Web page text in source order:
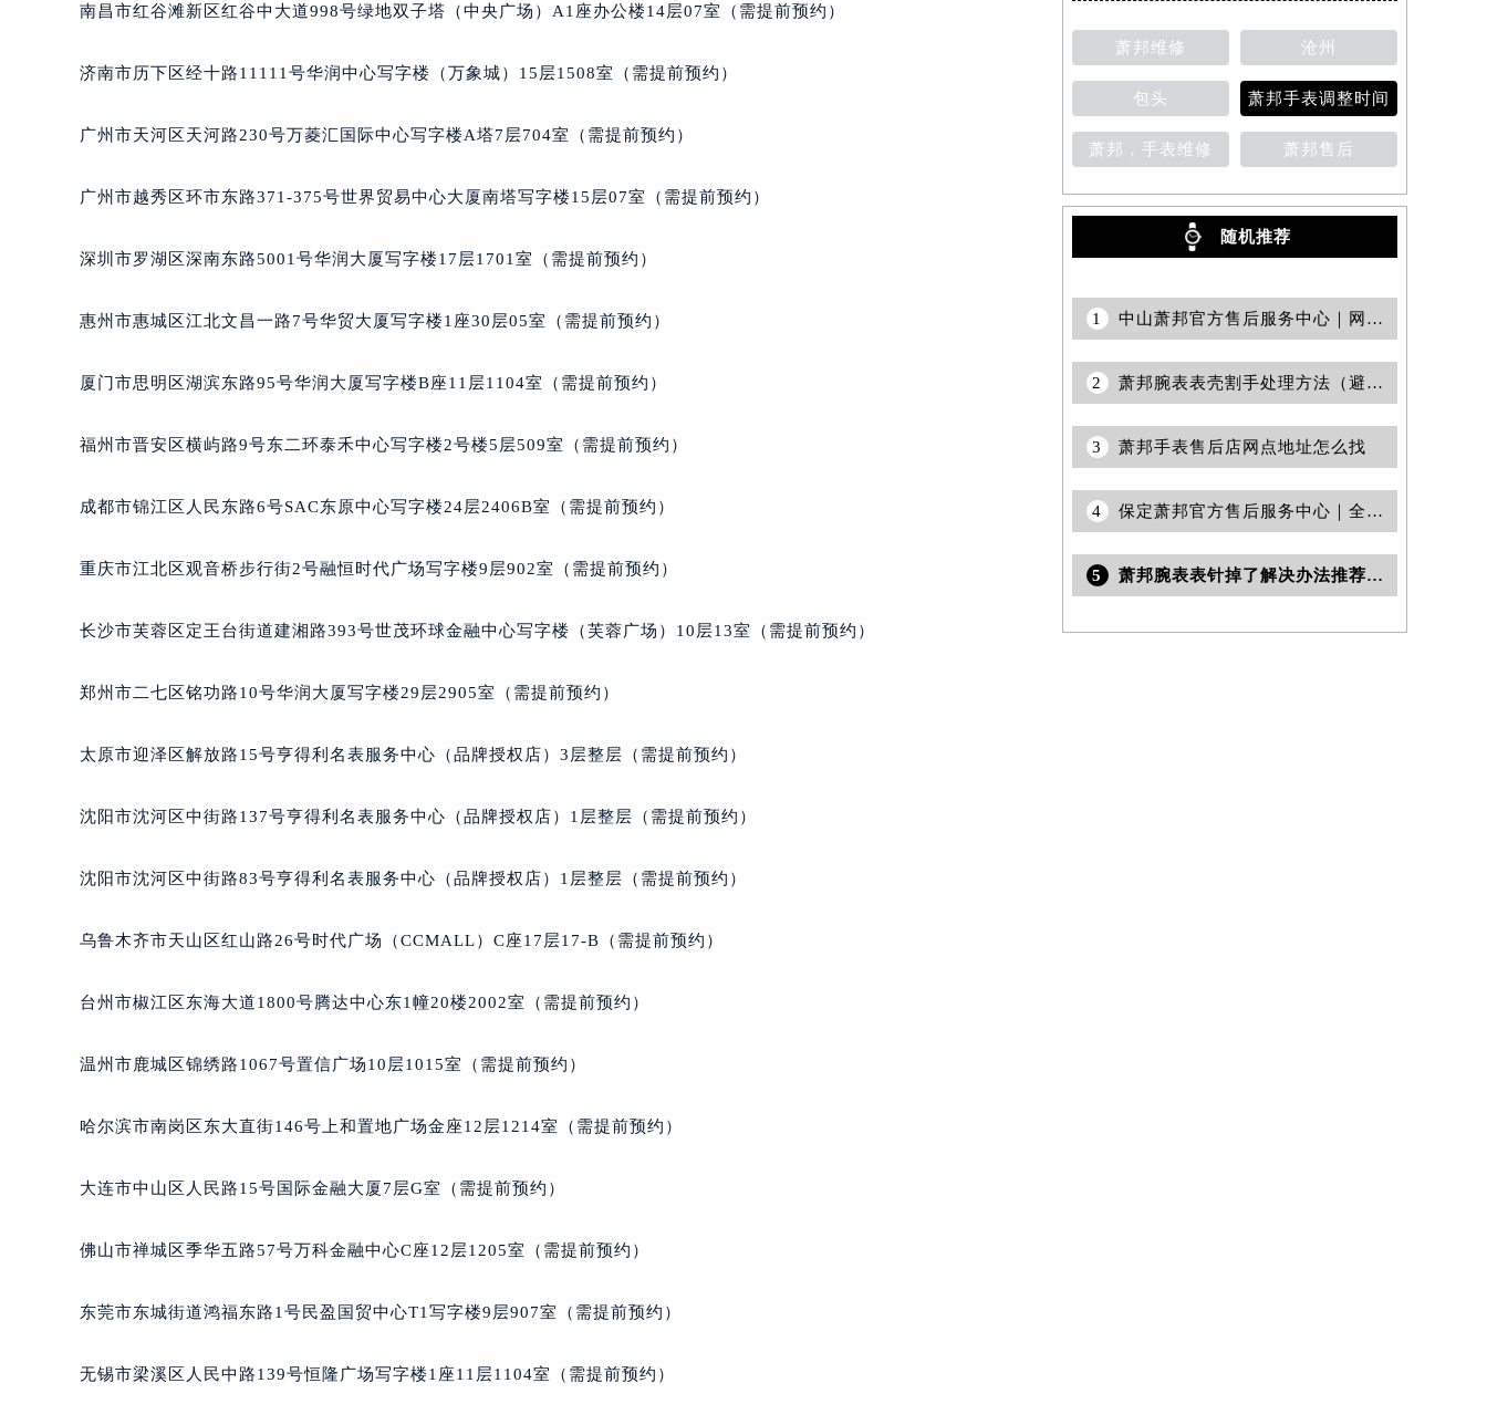
南昌市红谷滩新区红谷中大道998号绿地双子塔（中央广场）A1座办公楼14层07室（需提前预约）
济南市历下区经十路11111号华润中心写字楼（万象城）15层1508室（需提前预约）
广州市天河区天河路230号万菱汇国际中心写字楼A塔7层704室（需提前预约）
广州市越秀区环市东路371-375号世界贸易中心大厦南塔写字楼15层07室（需提前预约）
深圳市罗湖区深南东路5001号华润大厦写字楼17层1701室（需提前预约）
惠州市惠城区江北文昌一路7号华贸大厦写字楼1座30层05室（需提前预约）
厦门市思明区湖滨东路95号华润大厦写字楼B座11层1104室（需提前预约）
福州市晋安区横屿路9号东二环泰禾中心写字楼2号楼5层509室（需提前预约）
成都市锦江区人民东路6号SAC东原中心写字楼24层2406B室（需提前预约）
重庆市江北区观音桥步行街2号融恒时代广场写字楼9层902室（需提前预约）
长沙市芙蓉区定王台街道建湘路393号世茂环球金融中心写字楼（芙蓉广场）10层13室（需提前预约）
郑州市二七区铭功路10号华润大厦写字楼29层2905室（需提前预约）
太原市迎泽区解放路15号亨得利名表服务中心（品牌授权店）3层整层（需提前预约）
沈阳市沈河区中街路137号亨得利名表服务中心（品牌授权店）1层整层（需提前预约）
沈阳市沈河区中街路83号亨得利名表服务中心（品牌授权店）1层整层（需提前预约）
乌鲁木齐市天山区红山路26号时代广场（CCMALL）C座17层17-B（需提前预约）
台州市椒江区东海大道1800号腾达中心东1幢20楼2002室（需提前预约）
温州市鹿城区锦绣路1067号置信广场10层1015室（需提前预约）
哈尔滨市南岗区东大直街146号上和置地广场金座12层1214室（需提前预约）
大连市中山区人民路15号国际金融大厦7层G室（需提前预约）
佛山市禅城区季华五路57号万科金融中心C座12层1205室（需提前预约）
东莞市东城街道鸿福东路1号民盈国贸中心T1写字楼9层907室（需提前预约）
无锡市梁溪区人民中路139号恒隆广场写字楼1座11层1104室（需提前预约）
萧邦维修 沧州
包头 萧邦手表调整时间
萧邦，手表维修 萧邦售后
随机推荐
1 中山萧邦官方售后服务中心｜网点地址与官方客服电话权威信息公示（2026年7月更新）
2 萧邦腕表表壳割手处理方法（避免损伤与正确修复指南）
3 萧邦手表售后店网点地址怎么找
4 保定萧邦官方售后服务中心｜全部网点地址电话权威信息公示（2026年7月更新）
5 萧邦腕表表针掉了解决办法推荐（专业维修技巧与注意事项）